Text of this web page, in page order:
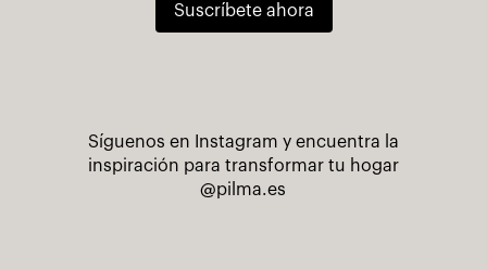
Suscríbete ahora
Síguenos en Instagram y encuentra la
inspiración para transformar tu hogar
@pilma.es